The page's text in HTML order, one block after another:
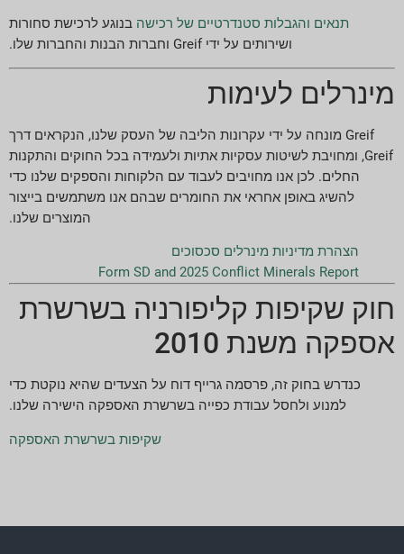
תנאים והגבלות סטנדרטיים של רכישה בנוגע לרכישת סחורות
ושירותים על ידי Greif וחברות הבנות והחברות שלו.
מינרלים לעימות
Greif מונחה על ידי עקרונות הליבה של העסק שלנו, הנקראים דרך
Greif, ומחויבת לשיטות עסקיות אתיות ולעמידה בכל החוקים והתקנות
החלים. לכן אנו מחויבים לעבוד עם הלקוחות והספקים שלנו כדי
להשיג באופן אחראי את החומרים שבהם אנו משתמשים בייצור
המוצרים שלנו.
הצהרת מדיניות מינרלים סכסוכים
Form SD and 2025 Conflict Minerals Report
חוק שקיפות קליפורניה בשרשרת
אספקה משנת 2010
כנדרש בחוק זה, פרסמה גרייף דוח על הצעדים שהיא נוקטת כדי
למנוע ולחסל עבודת כפייה בשרשרת האספקה הישירה שלנו.
שקיפות בשרשרת האספקה